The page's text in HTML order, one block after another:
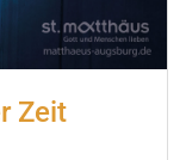
Zeit